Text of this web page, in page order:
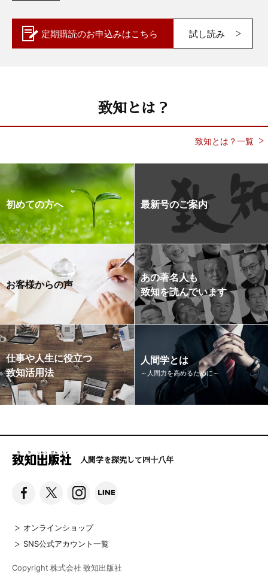
定期購読のお申込みはこちら 試し読み
致知とは？
致知とは？一覧
初めての方へ 最新号のご案内
お客様からの声
あの著名人も
致知を読んでいます
仕事や人生に役立つ
致知活用法
人間学とは
～人間力を高めるために～
人間学を探究して四十八年
オンラインショップ
SNS公式アカウント一覧
Copyright 株式会社 致知出版社